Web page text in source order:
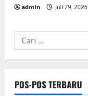
admin Juli 29, 2026
Cari
untuk:
POS-POS TERBARU